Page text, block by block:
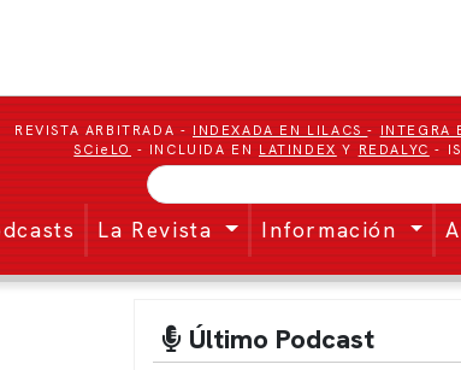
La Revista Información
REVISTA ARBITRADA -INDEXADA EN LILACS-INTEGRA
SCieLO - INCLUIDA EN LATINDEX Y REDALYC -
Último Podcast